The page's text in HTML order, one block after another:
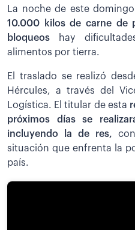
La noche de este
10.000 kilos de carne de
bloqueos hay
alimentos por tierra.
El traslado se realizó
Hércules, a través del
Logística. El titular de esta
próximos días se
incluyendo la de res,
situación que enfrenta la
país.